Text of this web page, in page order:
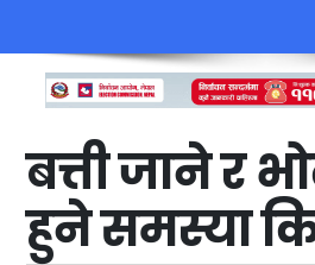
बत्ती जाने र
हुने समस्या